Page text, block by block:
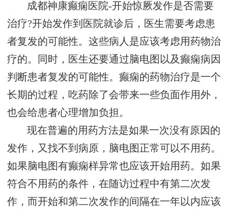
成都神康癫痫医院-开始惊厥发作是否需要
治疗?开始发作到医院就诊后，医生需要考虑患
者复发的可能性。这些病人是应该考虑用药物治
疗的。同时，医生还要通过脑电图以及癫痫病因
判断患者复发的可能性。癫痫的药物治疗是一个
长期的过程，吃药除了会带来一些负面作用外，
也会给患者心理增加负担。
现在普遍的用药方法是如果一次没有原因的
发作，又找不到病原，脑电图正常可以不用药。
如果脑电图有癫痫样异常也应该开始用药。如果
符合不用药的条件，在随访过程中有第二次发
作，而开始和第二次发作的间隔在一年以内应该